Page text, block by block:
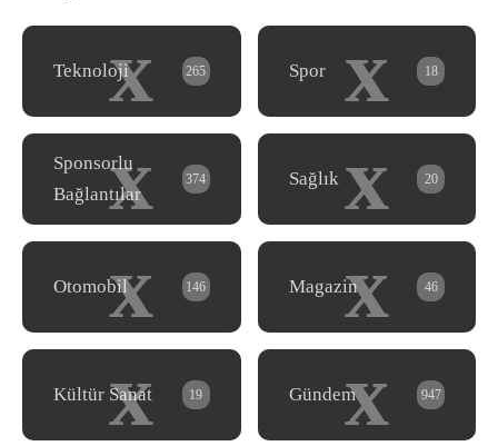
x
Teknoloji 265 x
Spor 18
x
Sponsorlu
Bağlantılar
374 x
Sağlık 20
x
Otomobil 146 x
Magazin 46
x
Kültür Sanat 19 x
Gündem 947